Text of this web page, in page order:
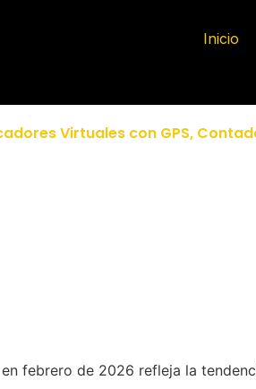
Inicio
Virtuales con GPS,
febrero de 2026 refleja la